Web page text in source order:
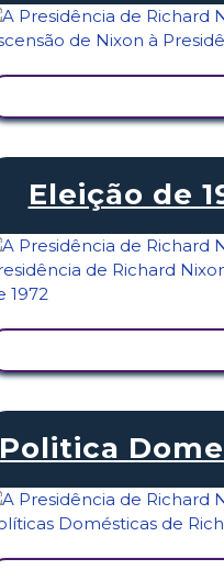
Eleição de
Politica